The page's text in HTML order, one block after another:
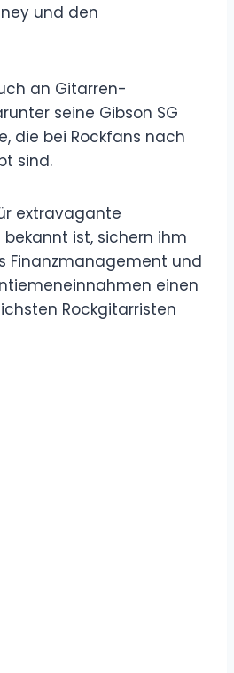
und den
an Gitarren-
seine Gibson SG
die bei Rockfans nach
sind.
extravagante
ist, sichern ihm
Finanzmanagement und
einen
Rockgitarristen